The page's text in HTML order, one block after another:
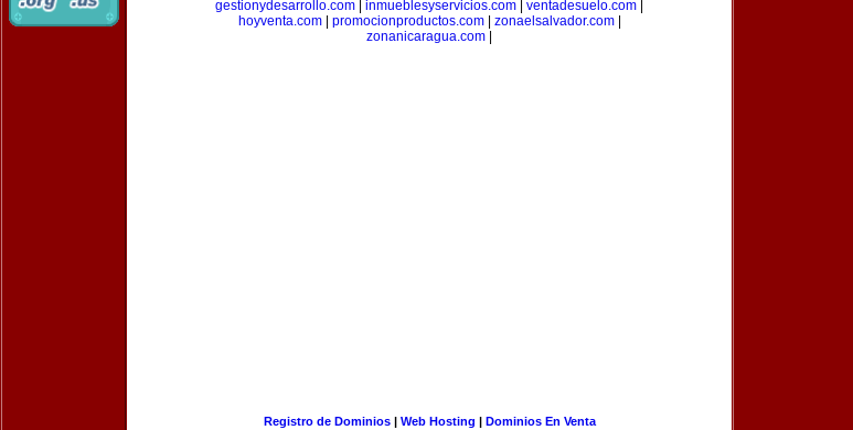
gestionydesarrollo.com
inmueblesyservicios.com ventadesuelo.com
hoyventa.com| promocionproductos.com| zonaelsalvador.com|
zonanicaragua.com
Registro de Dominios| Web Hosting | Dominios En Venta